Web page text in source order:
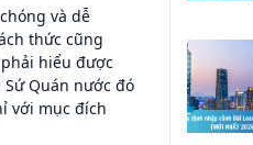
và dễ
thức cũng
hiểu được
Quán nước đó
với mục đích